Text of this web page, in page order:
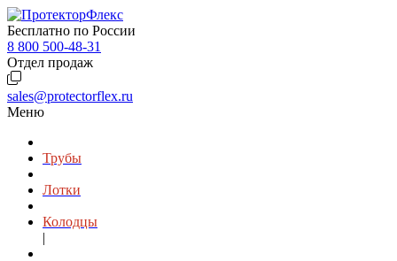
Бесплатно по России
8 800 500-48-31
Отдел продаж
sales@protectorflex.ru
Меню
Трубы
Лотки
Колодцы
|